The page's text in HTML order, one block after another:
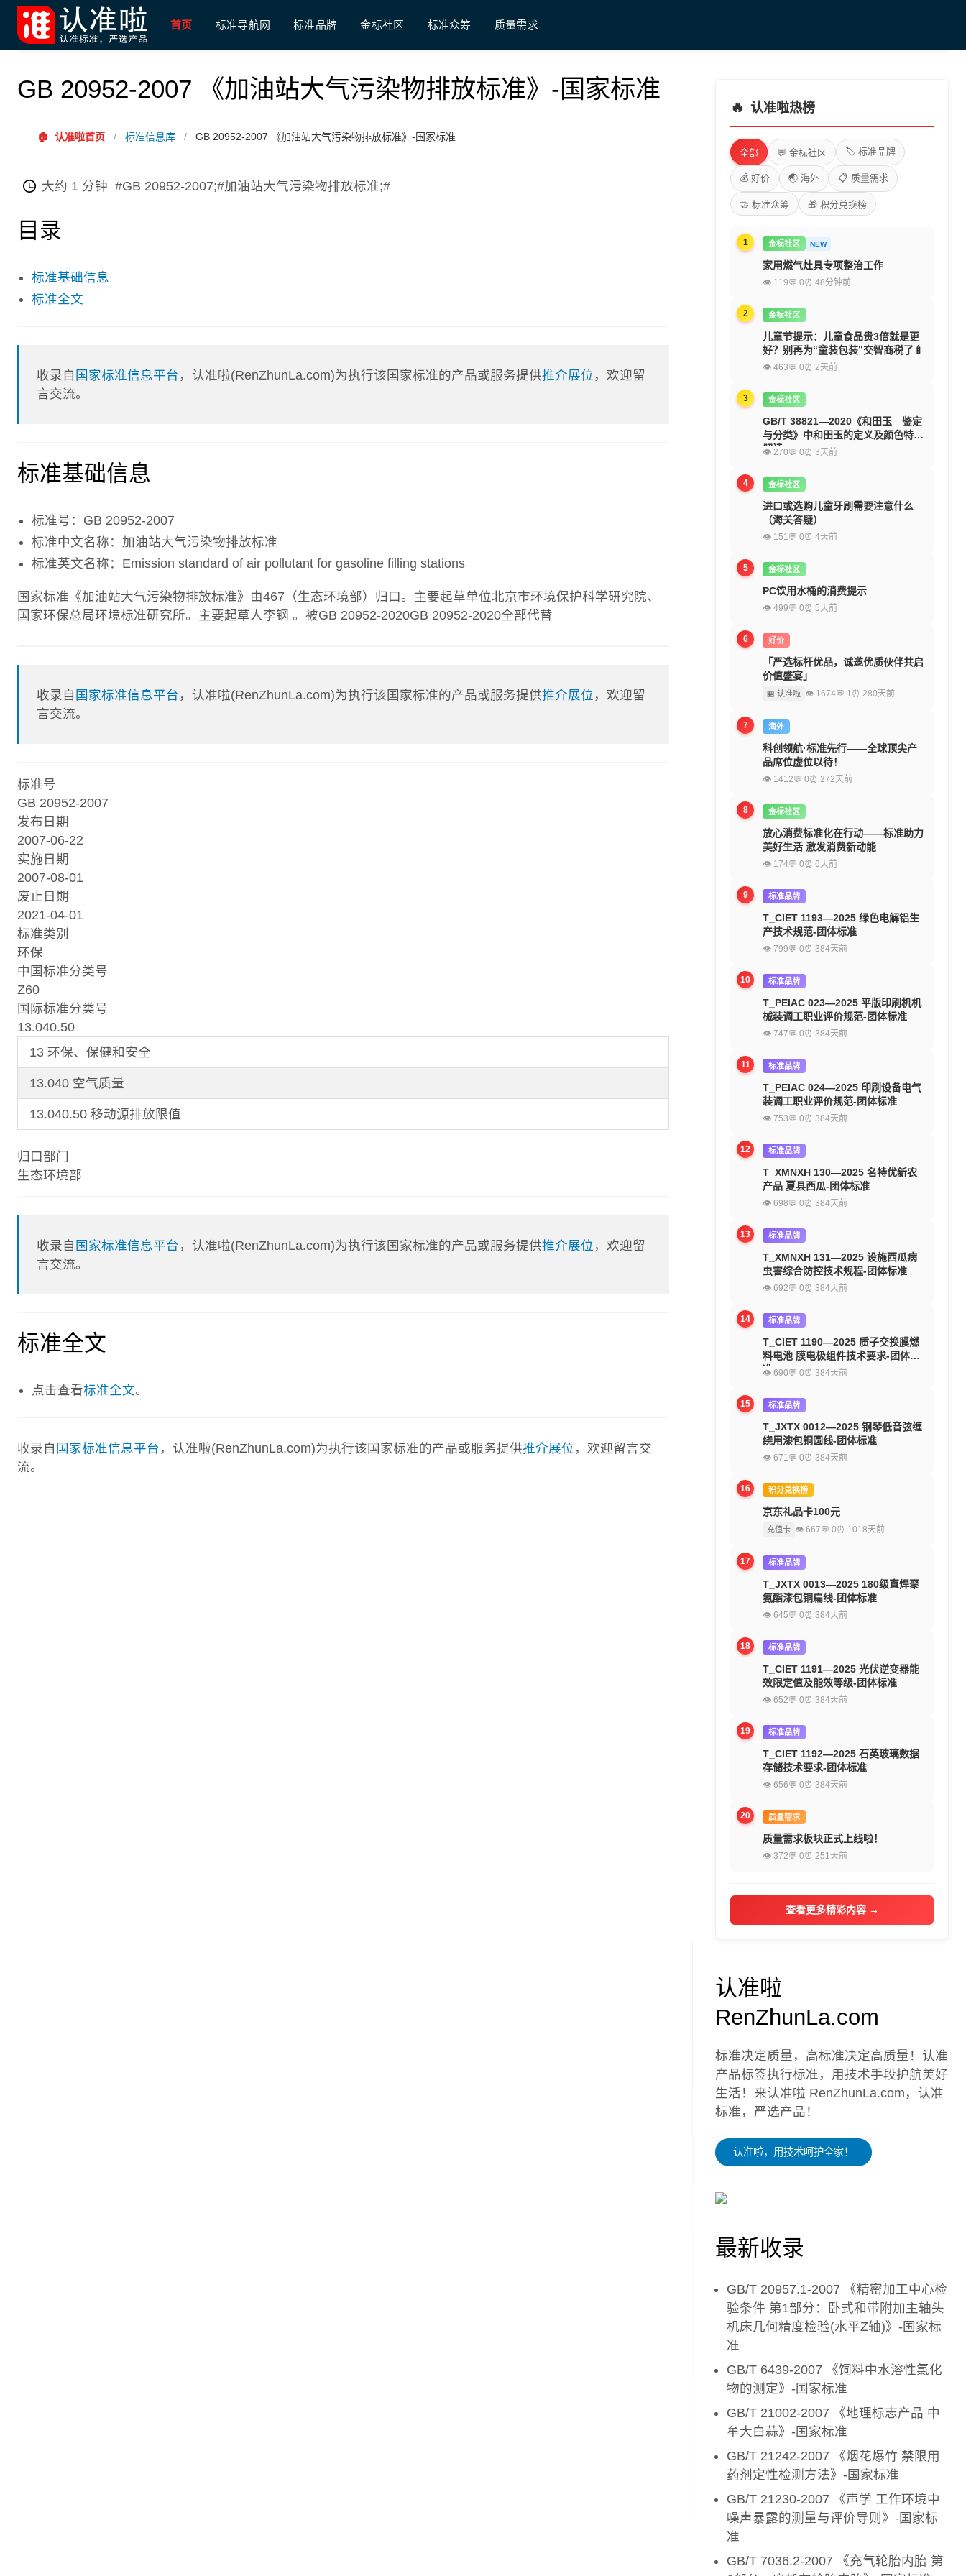
首页 标准导航网 标准品牌 金标社区 标准众筹 质量需求
GB 20952-2007 《加油站大气污染物排放标准》-国家标准
🏠 认准啦首页 / 标准信息库 / GB 20952-2007 《加油站大气污染物排放标准》-国家标准
大约 1 分钟 #GB 20952-2007;#加油站大气污染物排放标准;#
目录
标准基础信息
标准全文
收录自 国家标准信息平台 ，认准啦(RenZhunLa.com)为执行该国家标准的产品或服务提供推介展位 ，欢迎留
言交流。
标准基础信息
标准号：GB 20952-2007
标准中文名称：加油站大气污染物排放标准
标准英文名称：Emission standard of air pollutant for gasoline filling stations
国家标准《加油站大气污染物排放标准》由467（生态环境部）归口。主要起草单位北京市环境保护科学研究院、
国家环保总局环境标准研究所。主要起草人李钢 。被GB 20952-2020GB 20952-2020全部代替
收录自 国家标准信息平台 ，认准啦(RenZhunLa.com)为执行该国家标准的产品或服务提供推介展位 ，欢迎留
言交流。
标准号
GB 20952-2007
发布日期
2007-06-22
实施日期
2007-08-01
废止日期
2021-04-01
标准类别
环保
中国标准分类号
Z60
国际标准分类号
13.040.50
13 环保、保健和安全
13.040 空气质量
13.040.50 移动源排放限值
归口部门
生态环境部
收录自 国家标准信息平台 ，认准啦(RenZhunLa.com)为执行该国家标准的产品或服务提供推介展位 ，欢迎留
言交流。
标准全文
点击查看标准全文。
收录自 国家标准信息平台 ，认准啦(RenZhunLa.com)为执行该国家标准的产品或服务提供推介展位 ，欢迎留言交
流。
🔥 认准啦热榜
全部 💬 金标社区 🏷️ 标准品牌
💰 好价 🌏 海外 📋 质量需求
🤝 标准众筹 🎁 积分兑换榜
1 金标社区 NEW
家用燃气灶具专项整治工作
👁 119💬 0⏰ 48分钟前
2 金标社区
儿童节提示：儿童食品贵3倍就是更
好？别再为“童装包装”交智商税了🍼
👁 463💬 0⏰ 2天前
3 金标社区
GB/T 38821—2020《和田玉 鉴定
与分类》中和田玉的定义及颜色特征
解读
👁 270💬 0⏰ 3天前
4 金标社区
进口或选购儿童牙刷需要注意什么
（海关答疑）
👁 151💬 0⏰ 4天前
5 金标社区
PC饮用水桶的消费提示
👁 499💬 0⏰ 5天前
6 好价
「严选标杆优品，诚邀优质伙伴共启
价值盛宴」
🏪 认准啦 👁 1674💬 1⏰ 280天前
7 海外
科创领航·标准先行——全球顶尖产
品席位虚位以待！
👁 1412💬 0⏰ 272天前
8 金标社区
放心消费标准化在行动——标准助力
美好生活 激发消费新动能
👁 174💬 0⏰ 6天前
9 标准品牌
T_CIET 1193—2025 绿色电解铝生
产技术规范-团体标准
👁 799💬 0⏰ 384天前
10 标准品牌
T_PEIAC 023—2025 平版印刷机机
械装调工职业评价规范-团体标准
👁 747💬 0⏰ 384天前
11 标准品牌
T_PEIAC 024—2025 印刷设备电气
装调工职业评价规范-团体标准
👁 753💬 0⏰ 384天前
12 标准品牌
T_XMNXH 130—2025 名特优新农
产品 夏县西瓜-团体标准
👁 698💬 0⏰ 384天前
13 标准品牌
T_XMNXH 131—2025 设施西瓜病
虫害综合防控技术规程-团体标准
👁 692💬 0⏰ 384天前
14 标准品牌
T_CIET 1190—2025 质子交换膜燃
料电池 膜电极组件技术要求-团体标
准
👁 690💬 0⏰ 384天前
15 标准品牌
T_JXTX 0012—2025 钢琴低音弦缠
绕用漆包铜圆线-团体标准
👁 671💬 0⏰ 384天前
16 积分兑换榜
京东礼品卡100元
充值卡 👁 667💬 0⏰ 1018天前
17 标准品牌
T_JXTX 0013—2025 180级直焊聚
氨酯漆包铜扁线-团体标准
👁 645💬 0⏰ 384天前
18 标准品牌
T_CIET 1191—2025 光伏逆变器能
效限定值及能效等级-团体标准
👁 652💬 0⏰ 384天前
19 标准品牌
T_CIET 1192—2025 石英玻璃数据
存储技术要求-团体标准
👁 656💬 0⏰ 384天前
20 质量需求
质量需求板块正式上线啦！
👁 372💬 0⏰ 251天前
查看更多精彩内容 →
认准啦
RenZhunLa.com
标准决定质量，高标准决定高质量！认准
产品标签执行标准，用技术手段护航美好
生活！来认准啦 RenZhunLa.com，认准
标准，严选产品！
认准啦，用技术呵护全家！
最新收录
GB/T 20957.1-2007 《精密加工中心检
验条件 第1部分：卧式和带附加主轴头
机床几何精度检验(水平Z轴)》-国家标
准
GB/T 6439-2007 《饲料中水溶性氯化
物的测定》-国家标准
GB/T 21002-2007 《地理标志产品 中
牟大白蒜》-国家标准
GB/T 21242-2007 《烟花爆竹 禁限用
药剂定性检测方法》-国家标准
GB/T 21230-2007 《声学 工作环境中
噪声暴露的测量与评价导则》-国家标
准
GB/T 7036.2-2007 《充气轮胎内胎 第